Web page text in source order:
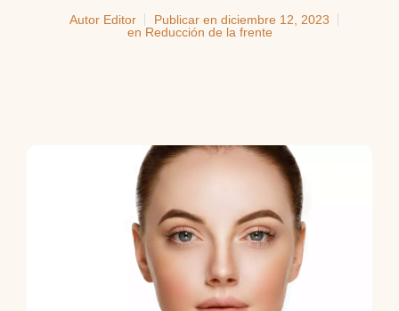
Autor Editor Publicar en diciembre 12, 2023
en Reducción de la frente